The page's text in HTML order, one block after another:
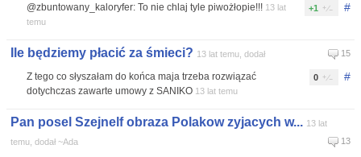
#
+1
@zbuntowany_kaloryfer: To nie chlaj tyle piwożłopie!!! 13 lat
temu
Ile będziemy płacić za śmieci? 13 lat temu, dodał 15
#
0
Z tego co słyszałam do końca maja trzeba rozwiązać
dotychczas zawarte umowy z SANIKO 13 lat temu
Pan posel Szejnelf obraza Polakow zyjacych w... 13 lat
temu, dodał ~Ada
13